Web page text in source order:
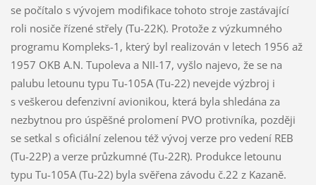
se počítalo s vývojem modifikace tohoto stroje zastávající
roli nosiče řízené střely (Tu-22K). Protože z výzkumného
programu Kompleks-1, který byl realizován v letech 1956 až
1957 OKB A.N. Tupoleva a NII-17, vyšlo najevo, že se na
palubu letounu typu Tu-105A (Tu-22) nevejde výzbroj i
s veškerou defenzivní avionikou, která byla shledána za
nezbytnou pro úspěšné prolomení PVO protivníka, později
se setkal s oficiální zelenou též vývoj verze pro vedení REB
(Tu-22P) a verze průzkumné (Tu-22R). Produkce letounu
typu Tu-105A (Tu-22) byla svěřena závodu č.22 z Kazaně.